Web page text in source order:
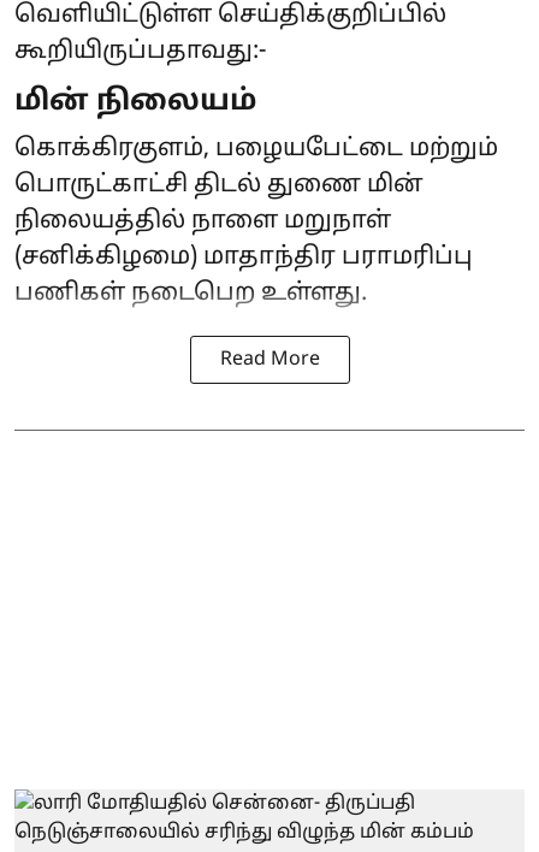
வெளியிட்டுள்ள செய்திக்குறிப்பில்
கூறியிருப்பதாவது:-
மின் நிலையம்
கொக்கிரகுளம், பழையபேட்டை மற்றும்
பொருட்காட்சி திடல் துணை மின்
நிலையத்தில் நாளை மறுநாள்
(சனிக்கிழமை) மாதாந்திர பராமரிப்பு
பணிகள் நடைபெற உள்ளது.
Read More